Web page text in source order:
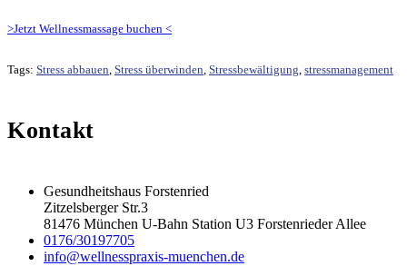
>Jetzt Wellnessmassage buchen <
Tags: Stress abbauen, Stress überwinden, Stressbewältigung, stressmanagement
Kontakt
Gesundheitshaus Forstenried
Zitzelsberger Str.3
81476 München U-Bahn Station U3 Forstenrieder Allee
0176/30197705
info@wellnesspraxis-muenchen.de